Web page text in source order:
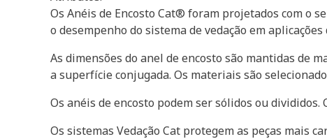
Os Anéis de Encosto Cat® foram projetados com o
o desempenho do sistema de vedação em
As dimensões do anel de encosto são mantidas de
a superfície conjugada. Os materiais são
Os anéis de encosto podem ser sólidos ou
Os sistemas Vedação Cat protegem as peças mais